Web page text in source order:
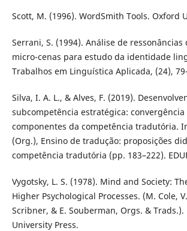
Scott, M. (1996). WordSmith Tools. Oxford
Serrani, S. (1994). Análise de ressonâncias
micro-cenas para estudo da identidade
Trabalhos em Linguística Aplicada, (24),
Silva, I. A. L., & Alves, F. (2019).
subcompetência estratégica: convergência
componentes da competência tradutória.
(Org.), Ensino de tradução: proposições
competência tradutória (pp. 183–222).
Vygotsky, L. S. (1978). Mind and Society:
Higher Psychological Processes. (M. Cole,
Scribner, & E. Souberman, Orgs. & Trads.).
University Press.